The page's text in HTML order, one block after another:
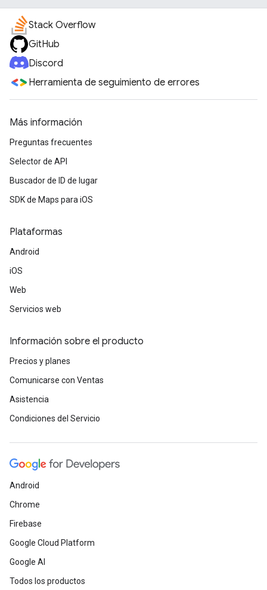
Stack Overflow
GitHub
Discord
Herramienta de seguimiento de errores
Más información
Preguntas frecuentes
Selector de API
Buscador de ID de lugar
SDK de Maps para iOS
Plataformas
Android
iOS
Web
Servicios web
Información sobre el producto
Precios y planes
Comunicarse con Ventas
Asistencia
Condiciones del Servicio
Android
Chrome
Firebase
Google Cloud Platform
Google AI
Todos los productos